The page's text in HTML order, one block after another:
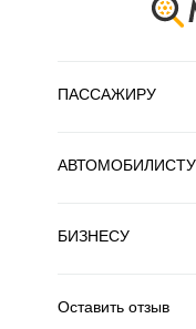
ПАССАЖИРУ
АВТОМОБИЛИСТУ
БИЗНЕСУ
Оставить отзыв